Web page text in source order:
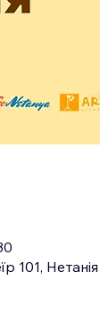
101, Нетанія